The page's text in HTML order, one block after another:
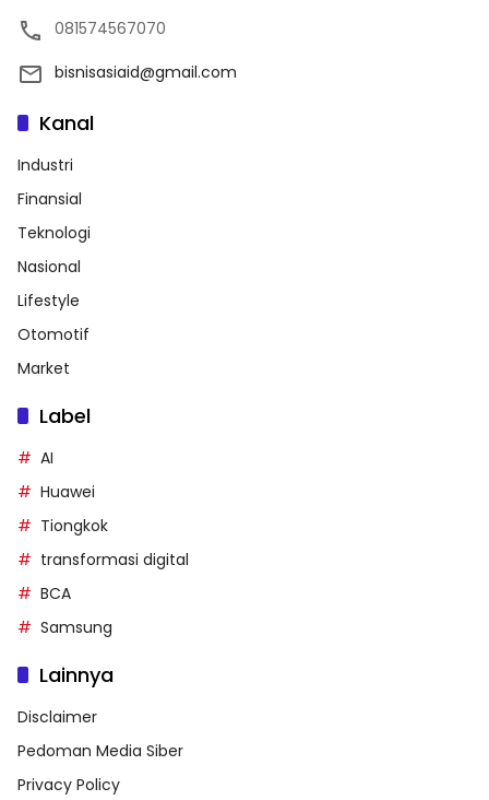
081574567070
bisnisasiaid@gmail.com
Kanal
Industri
Finansial
Teknologi
Nasional
Lifestyle
Otomotif
Market
Label
AI
Huawei
Tiongkok
transformasi digital
BCA
Samsung
Lainnya
Disclaimer
Pedoman Media Siber
Privacy Policy